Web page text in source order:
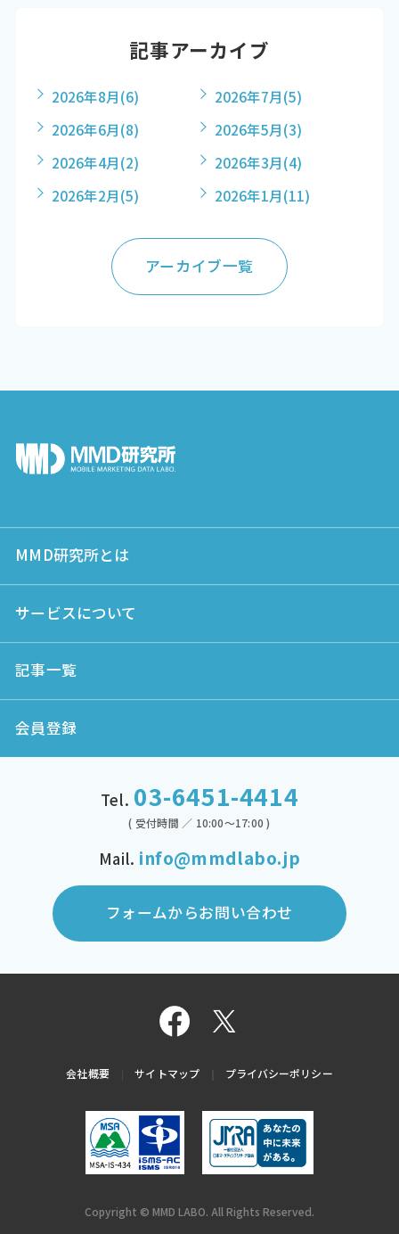
記事アーカイブ
2026年8月(6) 2026年7月(5)
2026年6月(8) 2026年5月(3)
2026年4月(2) 2026年3月(4)
2026年2月(5) 2026年1月(11)
アーカイブ一覧
MMD研究所とは
サービスについて
記事一覧
会員登録
Tel. 03-6451-4414
( 受付時間 ／ 10:00～17:00 )
Mail. info@mmdlabo.jp
フォームからお問い合わせ
会社概要 サイトマップ プライバシーポリシー
Copyright © MMD LABO. All Rights Reserved.